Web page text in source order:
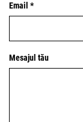
Email *
Mesajul tău